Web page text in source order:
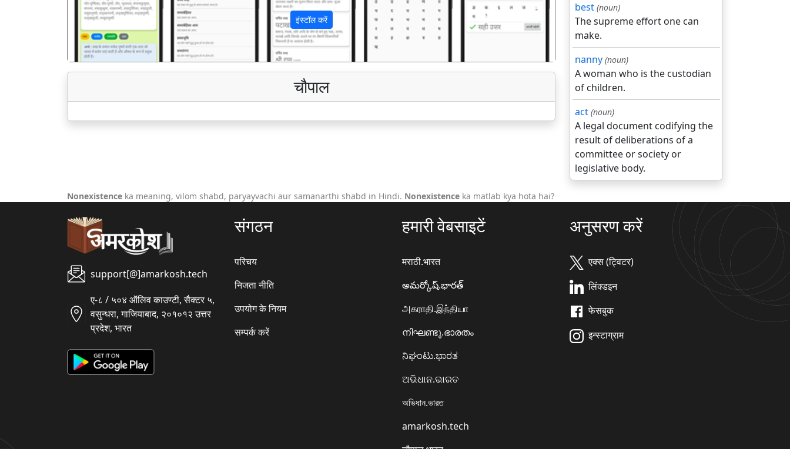
इंस्टॉल करें
चौपाल
best (noun)
The supreme effort one can
make.
nanny (noun)
A woman who is the custodian
of children.
act (noun)
A legal document codifying the
result of deliberations of a
committee or society or
legislative body.
Nonexistence ka meaning, vilom shabd, paryayvachi aur samanarthi shabd in Hindi. Nonexistence ka matlab kya hota hai?
support[@]amarkosh.tech
ए-८ / ५०४ ऑलिव काउण्टी, सैक्टर ५,
वसुन्धरा, गाजियाबाद, २०१०१२ उत्तर
प्रदेश, भारत
संगठन
परिचय
निजता नीति
उपयोग के नियम
सम्पर्क करें
हमारी वेबसाइटें
मराठी.भारत
అమర్కోష్.భారత్
அகராதி.இந்தியா
നിഘണ്ടു.ഭാരതം
ನಿಘಂಟು.ಭಾರತ
ଅଭିଧାନ.ଭାରତ
অভিধান.ভারত
amarkosh.tech
अनुसरण करें
एक्स (ट्विटर)
लिंक्डइन
फेसबुक
इन्स्टाग्राम